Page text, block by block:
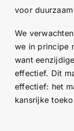
voor
We
we in principe
want
effectief. Dit
effectief: het
kansrijke